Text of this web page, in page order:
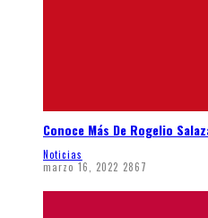
Conoce Más De Rogelio
Noticias
marzo 16, 2022 2867